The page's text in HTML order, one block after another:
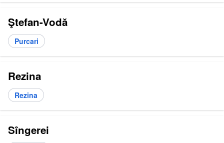
Ştefan-Vodă
Purcari
Rezina
Rezina
Sîngerei